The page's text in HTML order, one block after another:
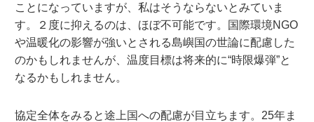
ことになっていますが、私はそうならないとみていま
す。２度に抑えるのは、ほぼ不可能です。国際環境NGO
や温暖化の影響が強いとされる島嶼国の世論に配慮した
のかもしれませんが、温度目標は将来的に“時限爆弾”と
なるかもしれません。
協定全体をみると途上国への配慮が目立ちます。25年ま